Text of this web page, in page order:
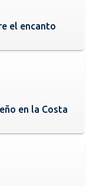
el encanto
en la Costa